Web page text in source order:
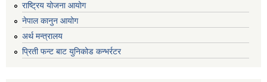
राष्ट्रिय योजना आयोग
नेपाल कानुन आयोग
अर्थ मन्त्रालय
प्रिती फन्ट बाट युनिकोड कन्भर्रटर